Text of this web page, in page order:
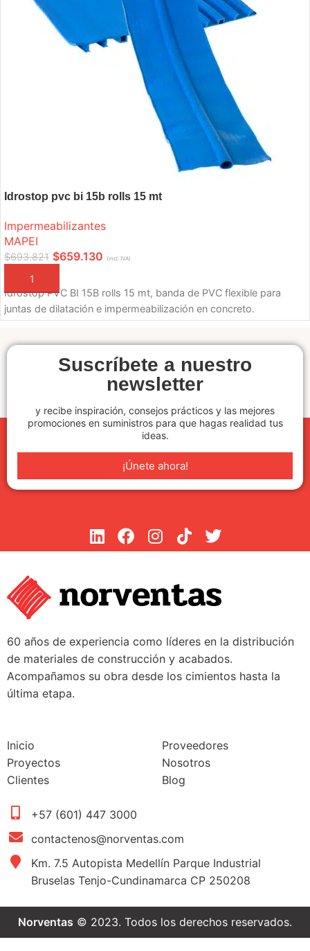
Idrostop pvc bi 15b rolls 15 mt
Impermeabilizantes
MAPEI
$693.821 $659.130 (incl. IVA)
AÑADIR A LA CESTA
Idrostop PVC BI 15B rolls 15 mt, banda de PVC flexible para
juntas de dilatación e impermeabilización en concreto.
Suscríbete a nuestro
newsletter
y recibe inspiración, consejos prácticos y las mejores
promociones en suministros para que hagas realidad tus
ideas.
¡Únete ahora!
60 años de experiencia como líderes en la distribución
de materiales de construcción y acabados.
Acompañamos su obra desde los cimientos hasta la
última etapa.
Inicio
Proyectos
Clientes
Proveedores
Nosotros
Blog
+57 (601) 447 3000
contactenos@norventas.com
Km. 7.5 Autopista Medellín Parque Industrial
Bruselas Tenjo-Cundinamarca CP 250208
Norventas © 2023. Todos los derechos reservados.